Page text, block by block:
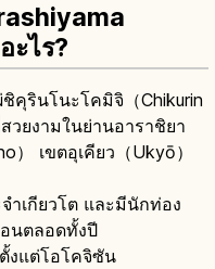
ะไร?
คุรินโนะโคมิจิ（Chikurin
วยงามในย่านอาราชิยา
） เขตอุเคียว（Ukyō）
ำเกียวโต และมีนักท่อง
อนตลอดทั้งปี
งแต่โอโคจิซัน